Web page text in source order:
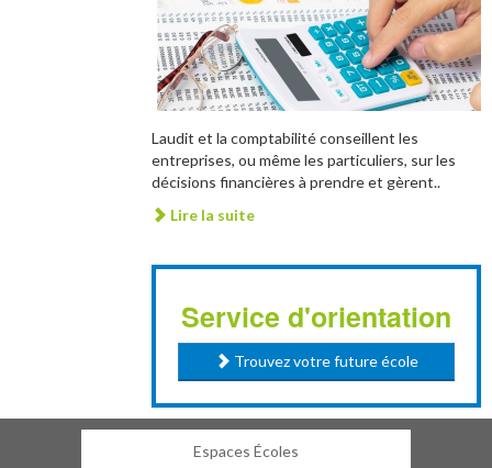
Laudit et la comptabilité conseillent les
entreprises, ou même les particuliers, sur les
décisions financières à prendre et gèrent..
Lire la suite
Service d'orientation
Trouvez votre future école
Espaces Écoles